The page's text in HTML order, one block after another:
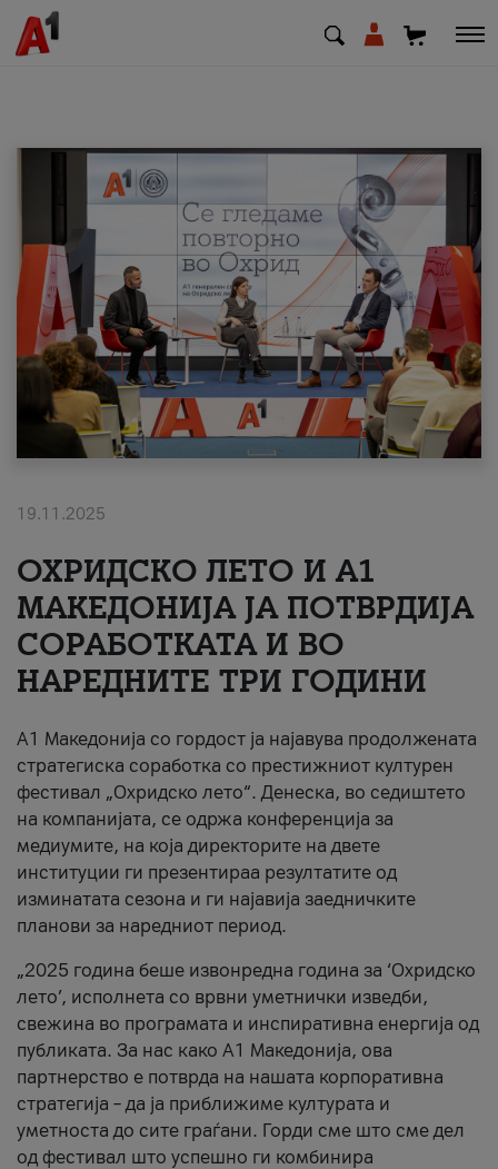
МК SQ
Приватни Деловни
Поддршка
Надополни кредит
#ПодобарОнлајн
19.11.2025
ОХРИДСКО ЛЕТО И A1
МАКЕДОНИЈА ЈА ПОТВРДИЈА
СОРАБОТКАТА И ВО
НАРЕДНИТЕ ТРИ ГОДИНИ
A1 Македонија со гордост ја најавува продолжената
стратегиска соработка со престижниот културен
фестивал „Охридско лето“. Денеска, во седиштето
на компанијата, се одржа конференција за
медиумите, на која директорите на двете
институции ги презентираа резултатите од
изминатата сезона и ги најавија заедничките
планови за наредниот период.
„2025 година беше извонредна година за ‘Охридско
лето’, исполнета со врвни уметнички изведби,
свежина во програмата и инспиративна енергија од
публиката. За нас како A1 Македонија, ова
партнерство е потврда на нашата корпоративна
стратегија – да ја приближиме културата и
уметноста до сите граѓани. Горди сме што сме дел
од фестивал што успешно ги комбинира